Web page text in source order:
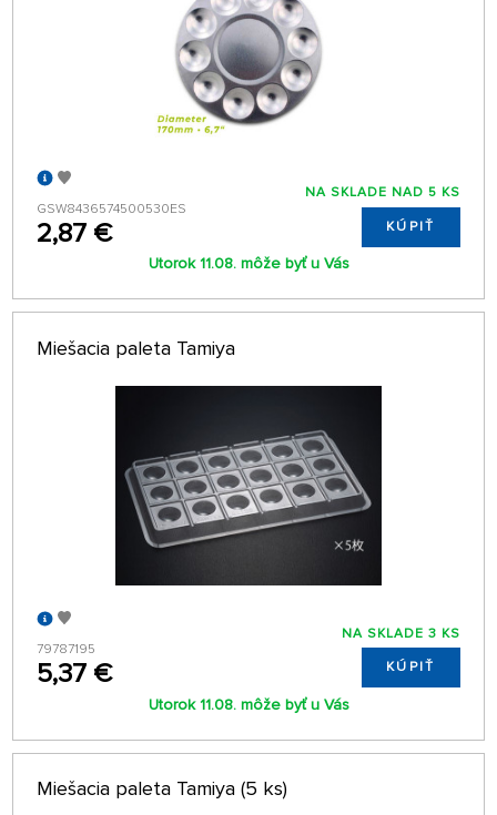
GSW8436574500530ES
2,87 €
NA SKLADE NAD 5 KS
KÚPIŤ
Utorok 11.08. môže byť u Vás
Miešacia paleta Tamiya
79787195
5,37 €
NA SKLADE 3 KS
KÚPIŤ
Utorok 11.08. môže byť u Vás
Miešacia paleta Tamiya (5 ks)